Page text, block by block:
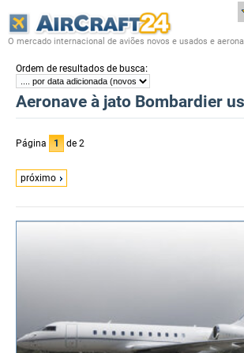
O mercado internacional de aviões novos e usados e
Ordem de resultados de busca:
Aeronave à jato Bombardier
Página 1 de 2
próximo